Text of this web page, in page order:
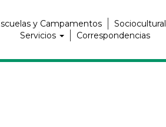
y Campamentos Sociocultural
Servicios
Correspondencias